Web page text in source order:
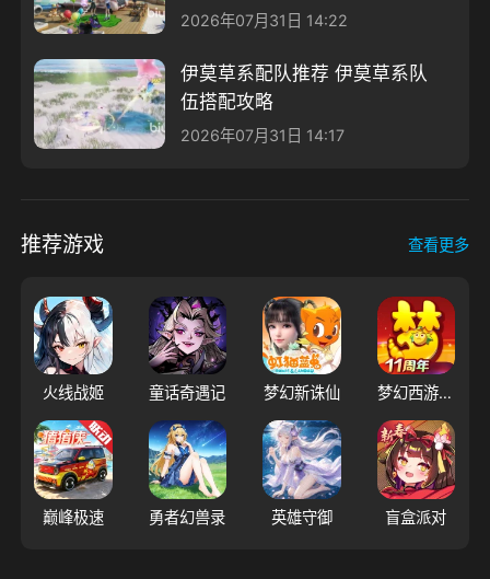
2026年07月31日 14:22
伊莫草系配队推荐 伊莫草系队
伍搭配攻略
2026年07月31日 14:17
推荐游戏 查看更多
火线战姬 童话奇遇记 梦幻新诛仙 梦幻西游（大陆服）
巅峰极速 勇者幻兽录 英雄守御 盲盒派对